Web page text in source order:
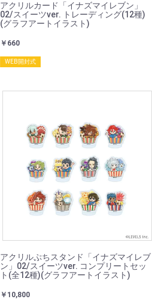
アクリルカード「イナズマイレブン」
02/スイーツver. トレーディング(12種)
(グラフアートイラスト)
￥660
WEB開封式
アクリルぷちスタンド「イナズマイレブ
ン」02/スイーツver. コンプリートセッ
ト(全12種)(グラフアートイラスト)
￥10,800